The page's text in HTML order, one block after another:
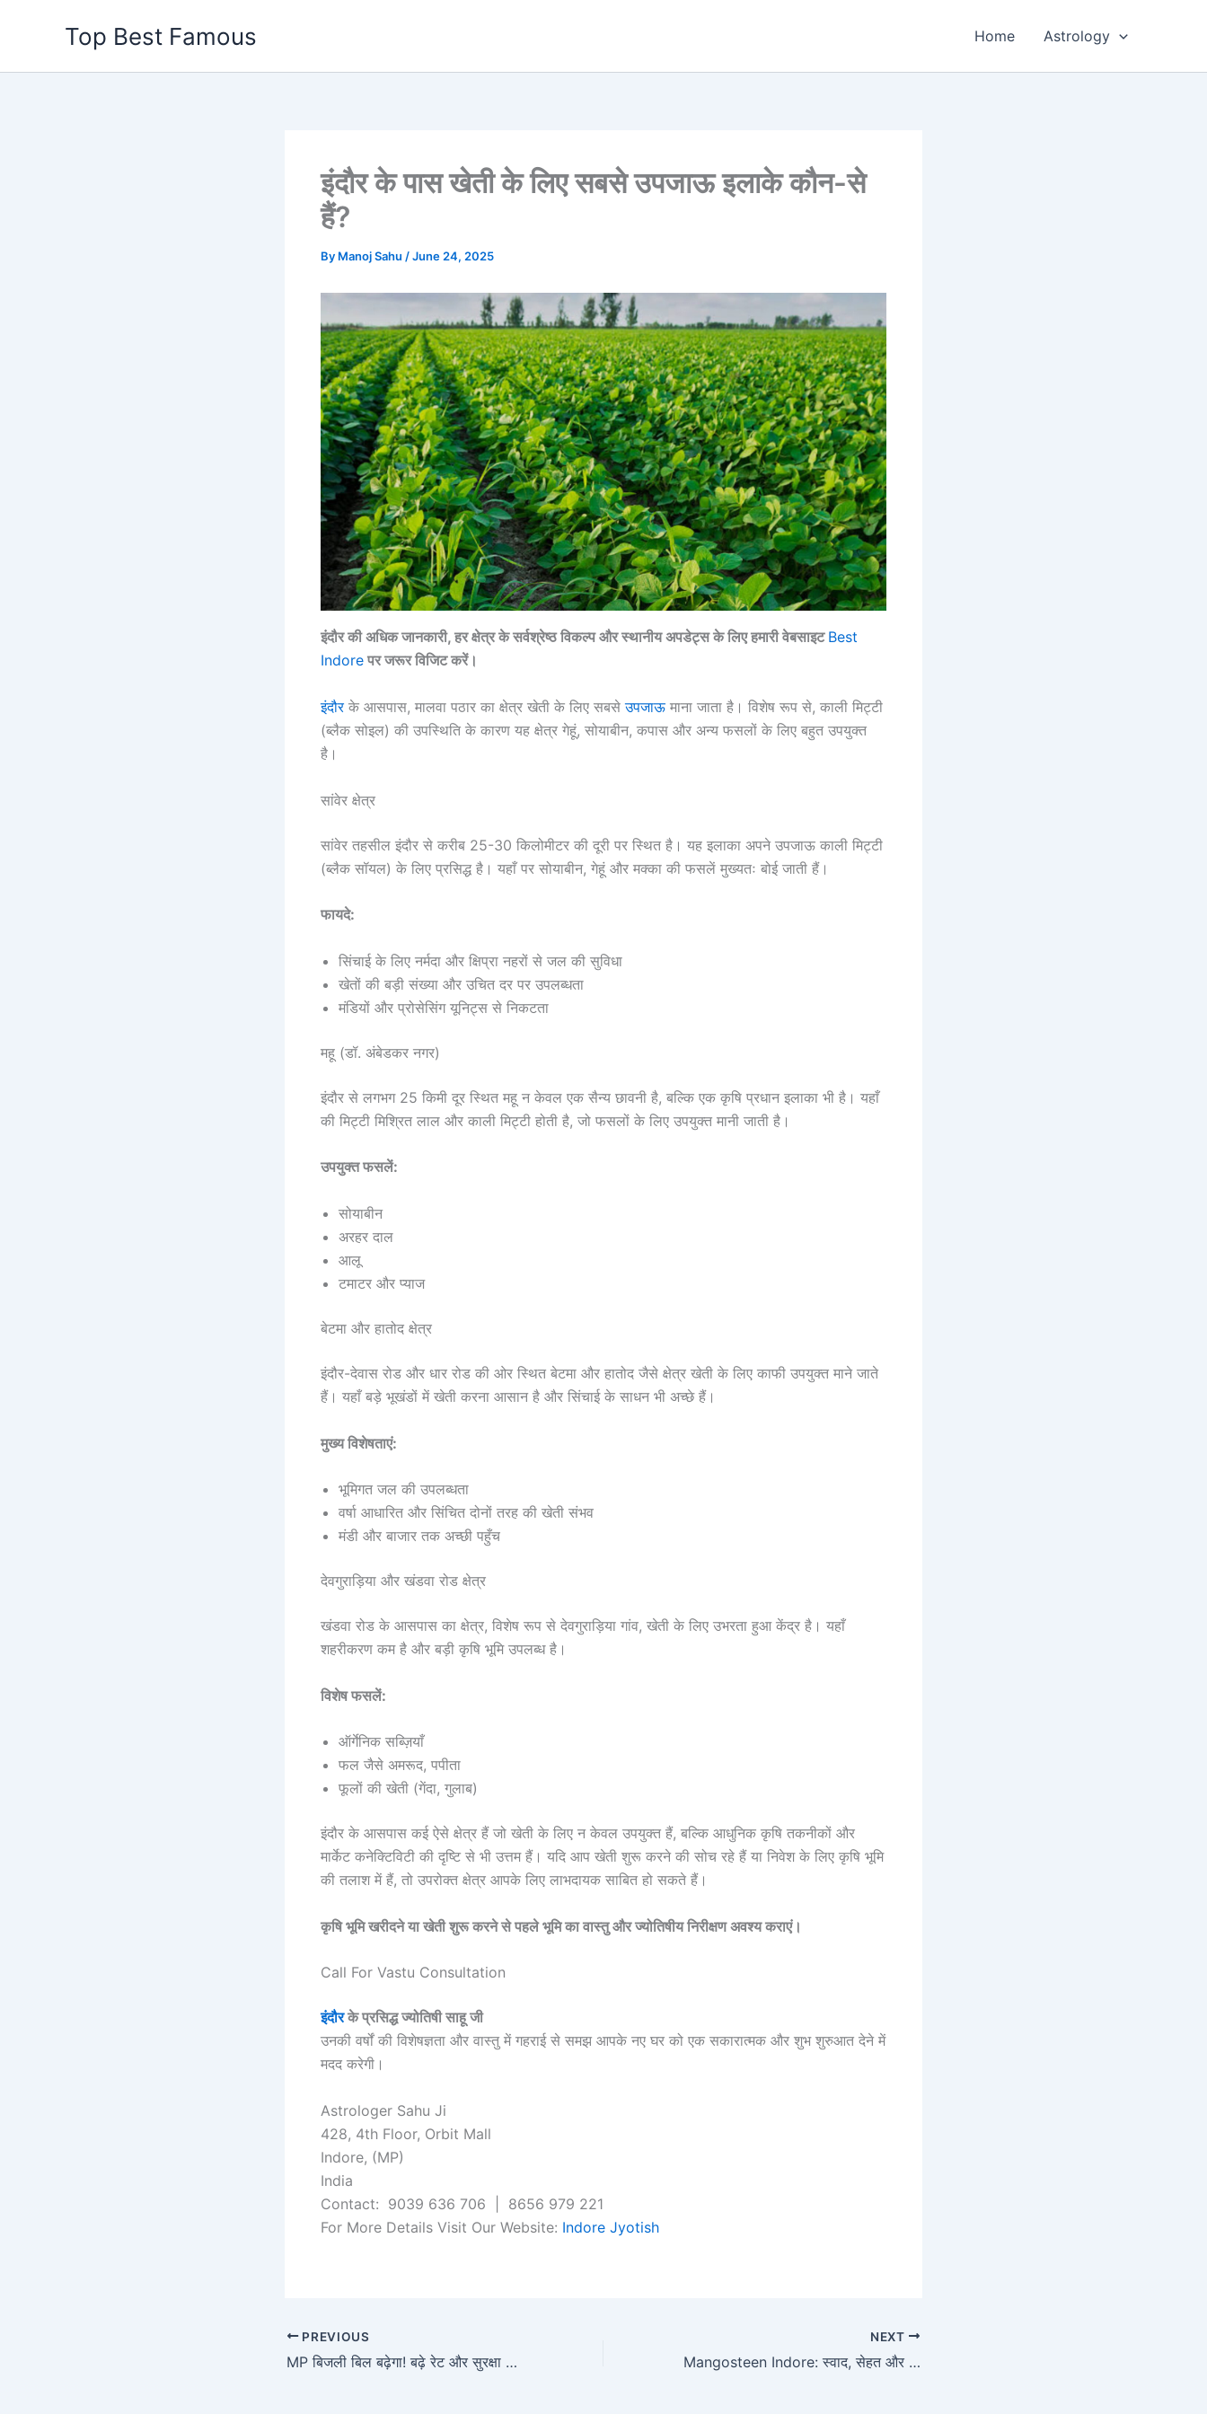
Top Best Famous Home Astrology
इंदौर के पास खेती के लिए सबसे उपजाऊ इलाके कौन-से
हैं?
By Manoj Sahu /June 24, 2025
इंदौर की अधिक जानकारी, हर क्षेत्र के सर्वश्रेष्ठ विकल्प और स्थानीय अपडेट्स के लिए हमारी वेबसाइट Best
Indore पर जरूर विजिट करें।
इंदौरके आसपास, मालवा पठार का क्षेत्र खेती के लिए सबसेउपजाऊ माना जाता है। विशेष रूप से, काली मिट्टी
(ब्लैक सोइल) की उपस्थिति के कारण यह क्षेत्र गेहूं, सोयाबीन, कपास और अन्य फसलों के लिए बहुत उपयुक्त
है।
सांवेर क्षेत्र
सांवेर तहसील इंदौर से करीब 25-30 किलोमीटर की दूरी पर स्थित है। यह इलाका अपने उपजाऊ काली मिट्टी
(ब्लैक सॉयल) के लिए प्रसिद्ध है। यहाँ पर सोयाबीन, गेहूं और मक्का की फसलें मुख्यतः बोई जाती हैं।
फायदे:
सिंचाई के लिए नर्मदा और क्षिप्रा नहरों से जल की सुविधा
खेतों की बड़ी संख्या और उचित दर पर उपलब्धता
मंडियों और प्रोसेसिंग यूनिट्स से निकटता
महू (डॉ. अंबेडकर नगर)
इंदौर से लगभग 25 किमी दूर स्थित महू न केवल एक सैन्य छावनी है, बल्कि एक कृषि प्रधान इलाका भी है। यहाँ
की मिट्टी मिश्रित लाल और काली मिट्टी होती है, जो फसलों के लिए उपयुक्त मानी जाती है।
उपयुक्त फसलें:
सोयाबीन
अरहर दाल
आलू
टमाटर और प्याज
बेटमा और हातोद क्षेत्र
इंदौर-देवास रोड और धार रोड की ओर स्थित बेटमा और हातोद जैसे क्षेत्र खेती के लिए काफी उपयुक्त माने जाते
हैं। यहाँ बड़े भूखंडों में खेती करना आसान है और सिंचाई के साधन भी अच्छे हैं।
मुख्य विशेषताएं:
भूमिगत जल की उपलब्धता
वर्षा आधारित और सिंचित दोनों तरह की खेती संभव
मंडी और बाजार तक अच्छी पहुँच
देवगुराड़िया और खंडवा रोड क्षेत्र
खंडवा रोड के आसपास का क्षेत्र, विशेष रूप से देवगुराड़िया गांव, खेती के लिए उभरता हुआ केंद्र है। यहाँ
शहरीकरण कम है और बड़ी कृषि भूमि उपलब्ध है।
विशेष फसलें:
ऑर्गेनिक सब्ज़ियाँ
फल जैसे अमरूद, पपीता
फूलों की खेती (गेंदा, गुलाब)
इंदौर के आसपास कई ऐसे क्षेत्र हैं जो खेती के लिए न केवल उपयुक्त हैं, बल्कि आधुनिक कृषि तकनीकों और
मार्केट कनेक्टिविटी की दृष्टि से भी उत्तम हैं। यदि आप खेती शुरू करने की सोच रहे हैं या निवेश के लिए कृषि भूमि
की तलाश में हैं, तो उपरोक्त क्षेत्र आपके लिए लाभदायक साबित हो सकते हैं।
कृषि भूमि खरीदने या खेती शुरू करने से पहले भूमि का वास्तु और ज्योतिषीय निरीक्षण अवश्य कराएं।
Call For Vastu Consultation
इंदौरके प्रसिद्ध ज्योतिषी साहू जी
उनकी वर्षों की विशेषज्ञता और वास्तु में गहराई से समझ आपके नए घर को एक सकारात्मक और शुभ शुरुआत देने में
मदद करेगी।
Astrologer Sahu Ji
428, 4th Floor, Orbit Mall
Indore, (MP)
India
Contact: 9039 636 706 | 8656 979 221
For More Details Visit Our Website: Indore Jyotish
PREVIOUS
MP बिजली बिल बढ़ेगा! बढ़े रेट और सुरक्षा निधि कटौती से ग्राहकों की जेब होगी हल्की
NEXT
Mangosteen Indore: स्वाद, सेहत और सुकून का इको-फ्रेंडली संगम